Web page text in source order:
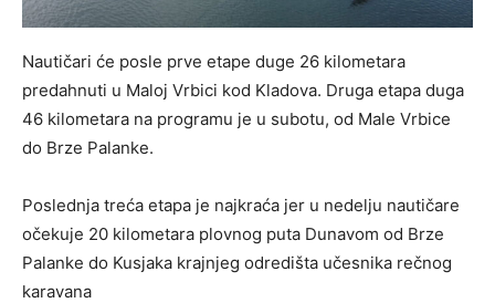
Nautičari će posle prve etape duge 26 kilometara
predahnuti u Maloj Vrbici kod Kladova. Druga etapa duga
46 kilometara na programu je u subotu, od Male Vrbice
do Brze Palanke.
Poslednja treća etapa je najkraća jer u nedelju nautičare
očekuje 20 kilometara plovnog puta Dunavom od Brze
Palanke do Kusjaka krajnjeg odredišta učesnika rečnog
karavana